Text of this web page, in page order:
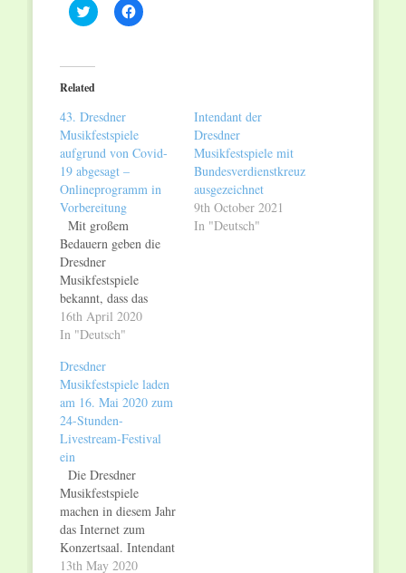
Click
to
(Opens
in
new
Click
to
Related
43. Dresdner
Musikfestspiele
aufgrund von Covid-
19 abgesagt –
Onlineprogramm in
Vorbereitung
Mit großem
Bedauern geben die
Dresdner
Musikfestspiele
bekannt, dass das
diesjährige Festival
aufgrund der Corona-
muss. Nach der
Entscheidung der
Bundesregierung und
der
Landesregierungen
vom 15. April 2020
dürfen
Veranstaltungen bis
zum 31. August 2020
nicht stattfinden. Vor
diesem Hintergrund
16th April 2020
In "Deutsch"
Intendant der
Dresdner
Musikfestspiele mit
Bundesverdienstkreuz
ausgezeichnet
9th October 2021
In "Deutsch"
Dresdner
Musikfestspiele laden
am 16. Mai 2020 zum
24-Stunden-
Livestream-Festival
ein
Die Dresdner
Musikfestspiele
machen in diesem Jahr
das Internet zum
Konzertsaal. Intendant
Jan Vogler lädt das
13th May 2020